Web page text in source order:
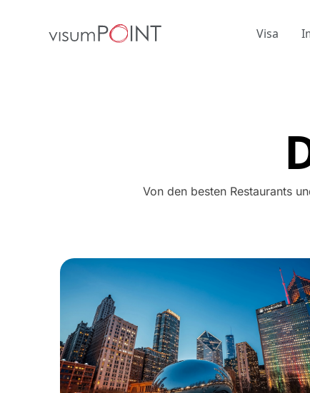
Visa
Von den besten Restaurants